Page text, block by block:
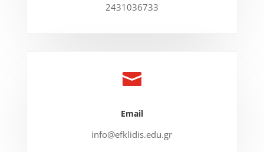
2431036733

Email
info@efklidis.edu.gr